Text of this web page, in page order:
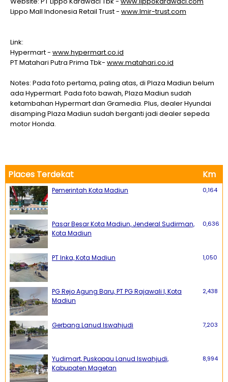
Lippo Mall Indonesia Retail Trust - www.lmir-trust.com
Link:
Hypermart - www.hypermart.co.id
PT Matahari Putra Prima Tbk- www.matahari.co.id
Notes: Pada foto pertama, paling atas, di Plaza Madiun belum
ada Hypermart. Pada foto bawah, Plaza Madiun sudah
ketambahan Hypermart dan Gramedia. Plus, dealer Hyundai
disamping Plaza Madiun sudah berganti jadi dealer sepeda
motor Honda.
Places Terdekat Km
Pemerintah Kota Madiun 0,164
Pasar Besar Kota Madiun, Jenderal Sudirman,
Kota Madiun
0,636
PT Inka, Kota Madiun 1,050
PG Rejo Agung Baru, PT PG Rajawali I, Kota
Madiun
2,438
Gerbang Lanud Iswahjudi 7,203
Yudimart, Puskopau Lanud Iswahjudi,
Kabupaten Magetan
8,994